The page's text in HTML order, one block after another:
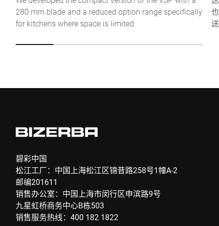
Anti-Robot Verification
提交
280 mm blade and a reduced option range specifically
for kitchens where space is limited.
碧彩中国
松江工厂：中国上海松江区锦昔路258号1幢A-2
邮编201611
销售办公室：中国上海市闵行区申滨路9号
九星虹桥商务中心B栋503
销售服务热线：400 182 1822